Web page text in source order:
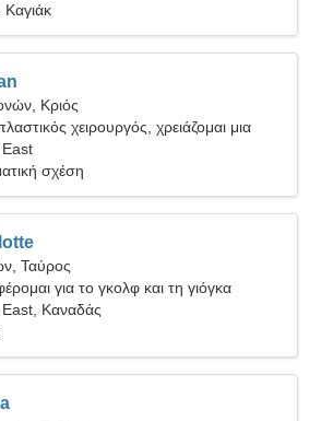
Καγιάκ
Κριός
χειρουργός, χρειάζομαι μια
γυναίκα
σχέση
Ταύρος
για το γκολφ και τη γιόγκα
Καναδάς